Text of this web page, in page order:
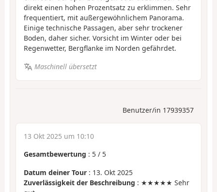
direkt einen hohen Prozentsatz zu erklimmen. Sehr
frequentiert, mit außergewöhnlichem Panorama.
Einige technische Passagen, aber sehr trockener
Boden, daher sicher. Vorsicht im Winter oder bei
Regenwetter, Bergflanke im Norden gefährdet.
Maschinell übersetzt
Benutzer/in 17939357
13 Okt 2025 um 10:10
Gesamtbewertung : 5 / 5
Datum deiner Tour : 13. Okt 2025
Zuverlässigkeit der Beschreibung : ★★★★★ Sehr